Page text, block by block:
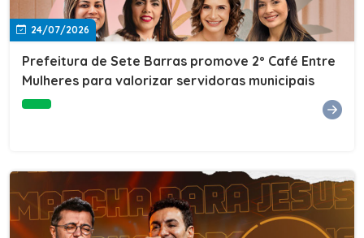
24/07/2026
Prefeitura de Sete Barras promove 2º Café Entre
Mulheres para valorizar servidoras municipais